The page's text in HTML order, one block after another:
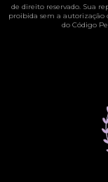
de direito reservado. Sua
proibida sem a autorização
do Código